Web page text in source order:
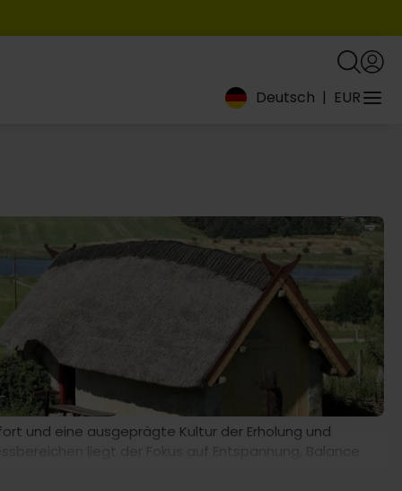
Deutsch | EUR
und eine ausgeprägte Kultur der Erholung und
liegt der Fokus auf Entspannung, Balance
entschleunigtes Umfeld erleichtern es, Abstand